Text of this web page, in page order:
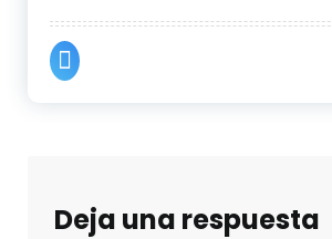
Deja una respuesta